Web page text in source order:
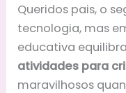
Queridos pais, o
tecnologia, mas
educativa
atividades para
maravilhosos